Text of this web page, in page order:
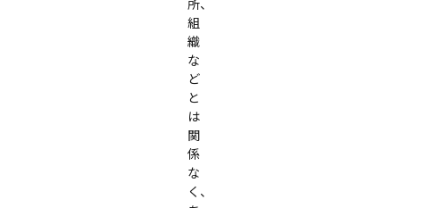
所、
組
織
な
ど
と
は
関
係
な
く、